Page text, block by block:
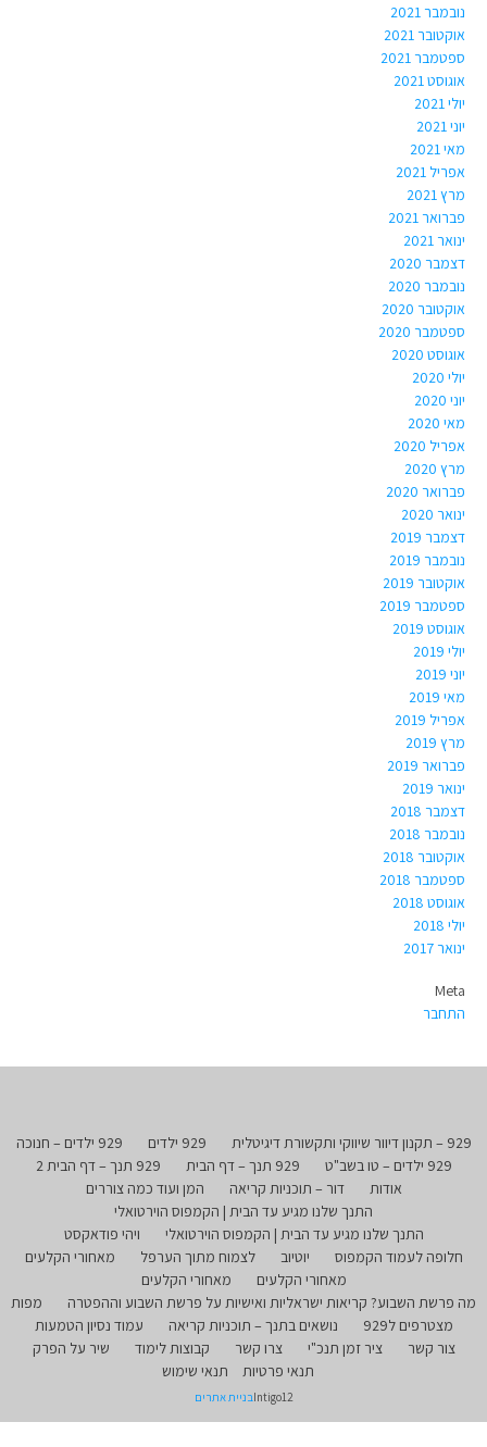
נובמבר 2021
אוקטובר 2021
ספטמבר 2021
אוגוסט 2021
יולי 2021
יוני 2021
מאי 2021
אפריל 2021
מרץ 2021
פברואר 2021
ינואר 2021
דצמבר 2020
נובמבר 2020
אוקטובר 2020
ספטמבר 2020
אוגוסט 2020
יולי 2020
יוני 2020
מאי 2020
אפריל 2020
מרץ 2020
פברואר 2020
ינואר 2020
דצמבר 2019
נובמבר 2019
אוקטובר 2019
ספטמבר 2019
אוגוסט 2019
יולי 2019
יוני 2019
מאי 2019
אפריל 2019
מרץ 2019
פברואר 2019
ינואר 2019
דצמבר 2018
נובמבר 2018
אוקטובר 2018
ספטמבר 2018
אוגוסט 2018
יולי 2018
ינואר 2017
Meta
התחבר
929 – תקנון דיוור שיווקי ותקשורת דיגיטלית 929 ילדים
929 ילדים – חנוכה
929 ילדים – טו בשב"ט
929 תנך – דף הבית
929 תנך – דף הבית 2
אודות
דור – תוכניות קריאה
המן ועוד כמה צוררים
התנך שלנו מגיע עד הבית | הקמפוס הוירטואלי
התנך שלנו מגיע עד הבית | הקמפוס הוירטואלי
ויהי פודאקסט
חלופה לעמוד הקמפוס
יוטיוב לצמוח מתוך הערפל
מאחורי הקלעים
מאחורי הקלעים
מאחורי הקלעים
מה פרשת השבוע? קריאות ישראליות ואישיות על פרשת השבוע וההפטרה
מפות
מצטרפים ל929
נושאים בתנך – תוכניות קריאה
עמוד נסיון הטמעות
צור קשר
ציר זמן תנכ"י צרו קשר קבוצות לימוד
שיר על הפרק
תנאי פרטיות
תנאי שימוש
Intigo12בניית אתרים